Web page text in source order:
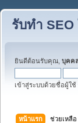
รับทำ SEO
ยินดีต้อนรับคุณ, บุคค
เข้าสู่ระบบด้วยชื่อผู้ใ
หน้าแรก ช่วยเหลือ